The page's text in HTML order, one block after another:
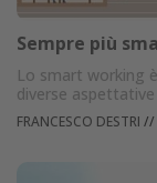
Sempre più
Lo smart working
diverse
FRANCESCO DESTRI //